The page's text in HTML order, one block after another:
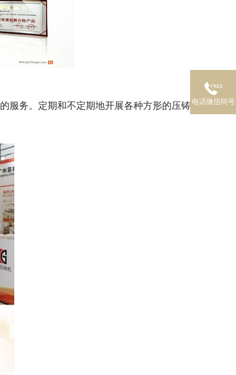
务。定期和不定期地开展各种方形的压铸技术电话微信同号